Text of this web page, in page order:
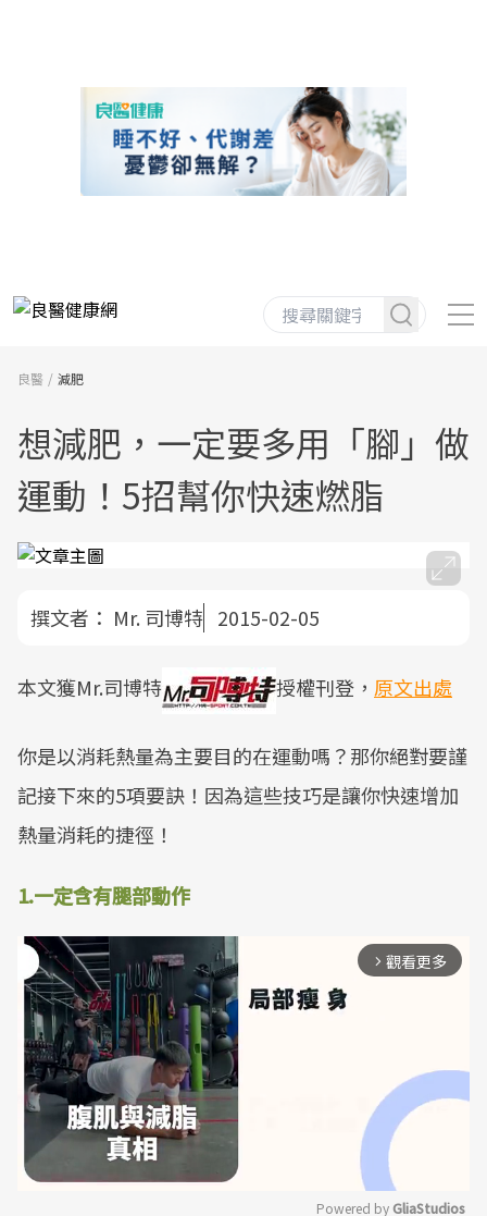
良醫 減肥
想減肥，一定要多用「腳」做
運動！5招幫你快速燃脂
撰文者： Mr. 司博特 2015-02-05
本文獲Mr.司博特 授權刊登， 原文出處
你是以消耗熱量為主要目的在運動嗎？那你絕對要謹
記接下來的5項要訣！因為這些技巧是讓你快速增加
熱量消耗的捷徑！
1.一定含有腿部動作
arrow_forward_ios 觀看更多
Powered by GliaStudios